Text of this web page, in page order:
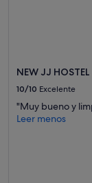
condiciones
adicionales.
NEW JJ HOSTEL
10/10 Excelente
"Muy bueno y
Leer menos